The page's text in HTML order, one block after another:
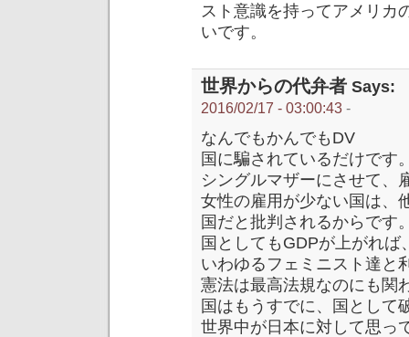
スト意識を持ってアメリカ
いです。
世界からの代弁者 Says:
2016/02/17 - 03:00:43 -
なんでもかんでもDV
国に騙されているだけです
シングルマザーにさせて、
女性の雇用が少ない国は、
国だと批判されるからです
国としてもGDPが上がれ
いわゆるフェミニスト達と
憲法は最高法規なのにも関
国はもうすでに、国として
世界中が日本に対して思っ